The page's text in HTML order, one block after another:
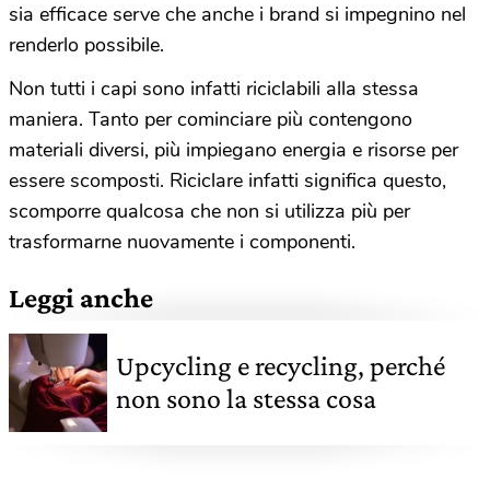
sia efficace serve che anche i brand si impegnino nel
renderlo possibile.
Non tutti i capi sono infatti riciclabili alla stessa
maniera. Tanto per cominciare più contengono
materiali diversi, più impiegano energia e risorse per
essere scomposti. Riciclare infatti significa questo,
scomporre qualcosa che non si utilizza più per
trasformarne nuovamente i componenti.
Leggi anche
Upcycling e recycling, perché
non sono la stessa cosa